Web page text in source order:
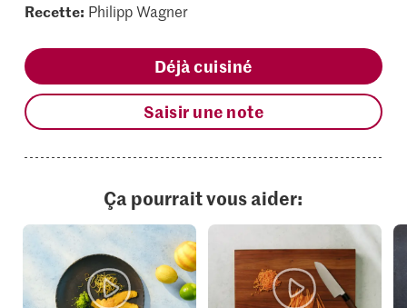
Recette: Philipp Wagner
Déjà cuisiné
Saisir une note
Ça pourrait vous aider: